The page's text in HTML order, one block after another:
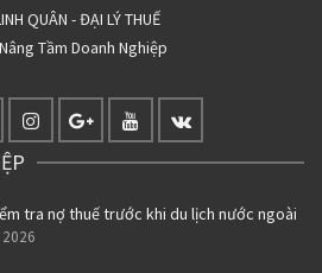
QUÂN - ĐẠI LÝ THUẾ
Tầm Doanh Nghiệp
tra nợ thuế trước khi du lịch nước ngoài